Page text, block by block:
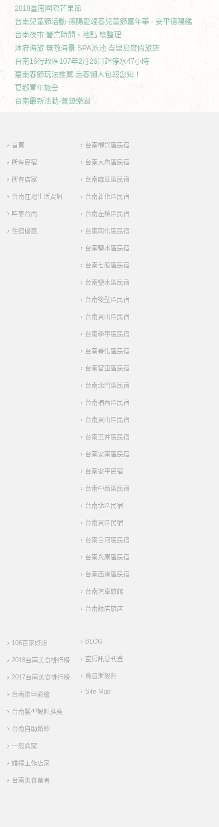
2018臺南國際芒果節
台南兒童節活動-德陽愛輕春兒童節嘉年華 - 安平德陽艦
台南夜市 營業時間、地點 總整理
沐府海旅 無敵海景 SPA泳池 峇里島度假旅店
台南16行政區107年2月26日起停水47小時
臺南春節玩法推薦 走春懶人包報您知！
夏鄉青年旅舍
台南最新活動-氣墊樂園
首頁
所有民宿
所有店家
台南在地生活資訊
哇靠台南
住宿優惠
台南柳營區民宿
台南大內區民宿
台南麻豆區民宿
台南新化區民宿
台南左鎮區民宿
台南南化區民宿
台南鹽水區民宿
台南七股區民宿
台南鹽水區民宿
台南後壁區民宿
台南東山區民宿
台南學甲區民宿
台南善化區民宿
台南官田區民宿
台南北門區民宿
台南楠西區民宿
台南東山區民宿
台南玉井區民宿
台南安南區民宿
台南安平民宿
台南中西區民宿
台南北區民宿
台南東區民宿
台南白河區民宿
台南永康區民宿
台南西港區民宿
台南汽車旅館
台南飯店旅店
106百家好店
2018台南美食排行榜
2017台南美食排行榜
台南指甲彩繪
台南髮型設計推薦
台南自助婚紗
一般商家
婚禮工作店家
台南美食業者
BLOG
空房訊息刊登
烏普斯設計
Site Map